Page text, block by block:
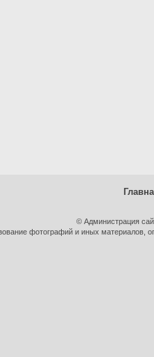
© Администрация
фотографий и иных материалов,